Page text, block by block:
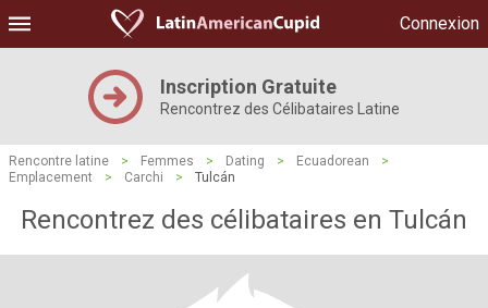
Connexion
Inscription Gratuite
Rencontrez des Célibataires Latine
Rencontre latine > Femmes > Dating > Ecuadorean
>
Emplacement
> Carchi > Tulcán
Rencontrez des célibataires en Tulcán